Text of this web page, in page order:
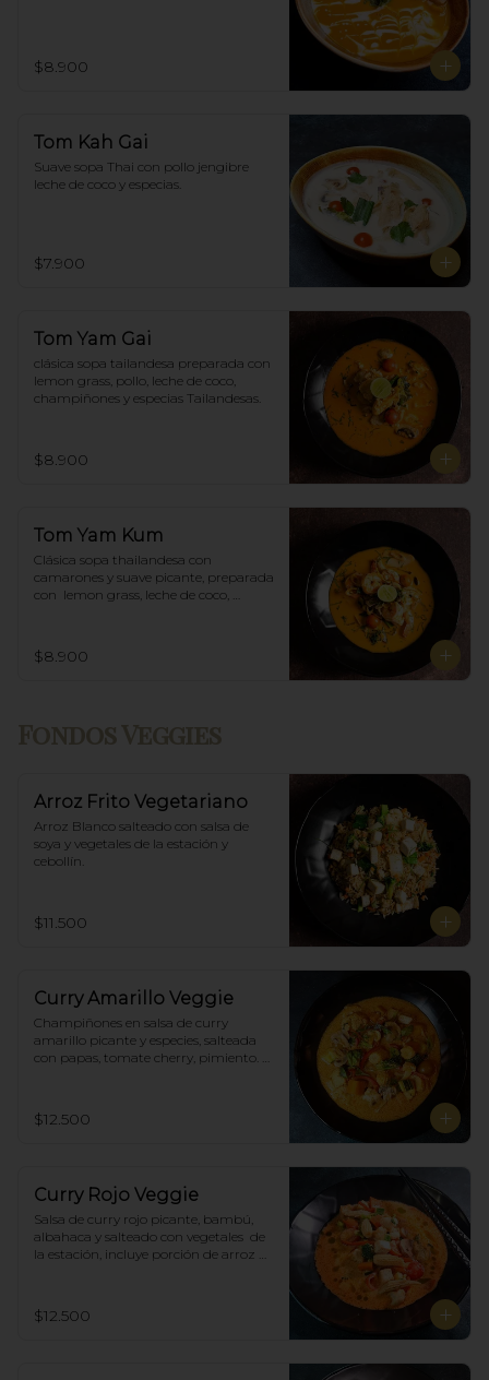
$8.900
Tom Kah Gai
Suave sopa Thai con pollo jengibre
leche de coco y especias.
$7.900
Tom Yam Gai
clásica sopa tailandesa preparada con
lemon grass, pollo, leche de coco,
champiñones y especias Tailandesas.
$8.900
Tom Yam Kum
Clásica sopa thailandesa con
camarones y suave picante, preparada
con  lemon grass, leche de coco,
$8.900
Arroz Frito Vegetariano
Arroz Blanco salteado con salsa de
soya y vegetales de la estación y
cebollín.
$11.500
Curry Amarillo Veggie
Champiñones en salsa de curry
amarillo picante y especies, salteada
con papas, tomate cherry, pimiento.
$12.500
Curry Rojo Veggie
Salsa de curry rojo picante, bambú,
albahaca y salteado con vegetales  de
la estación, incluye porción de arroz
$12.500